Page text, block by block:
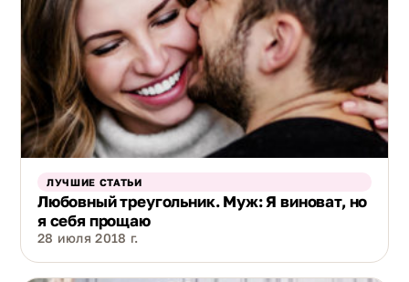
ЛУЧШИЕ СТАТЬИ
Любовный треугольник. Муж: Я виноват, но
я себя прощаю
28 июля 2018 г.